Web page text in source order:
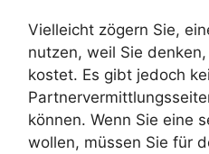
Vielleicht zögern Sie,
nutzen, weil Sie
kostet. Es gibt jedoch
können. Wenn Sie eine
wollen, müssen Sie für